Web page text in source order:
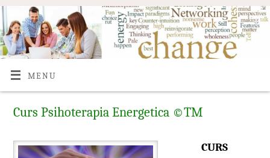
MENU
Curs Psihoterapia Energetica ©TM
CURS